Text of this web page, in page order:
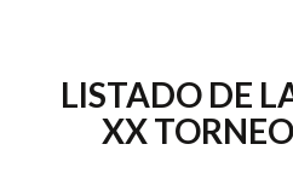
LISTADO DE
XX